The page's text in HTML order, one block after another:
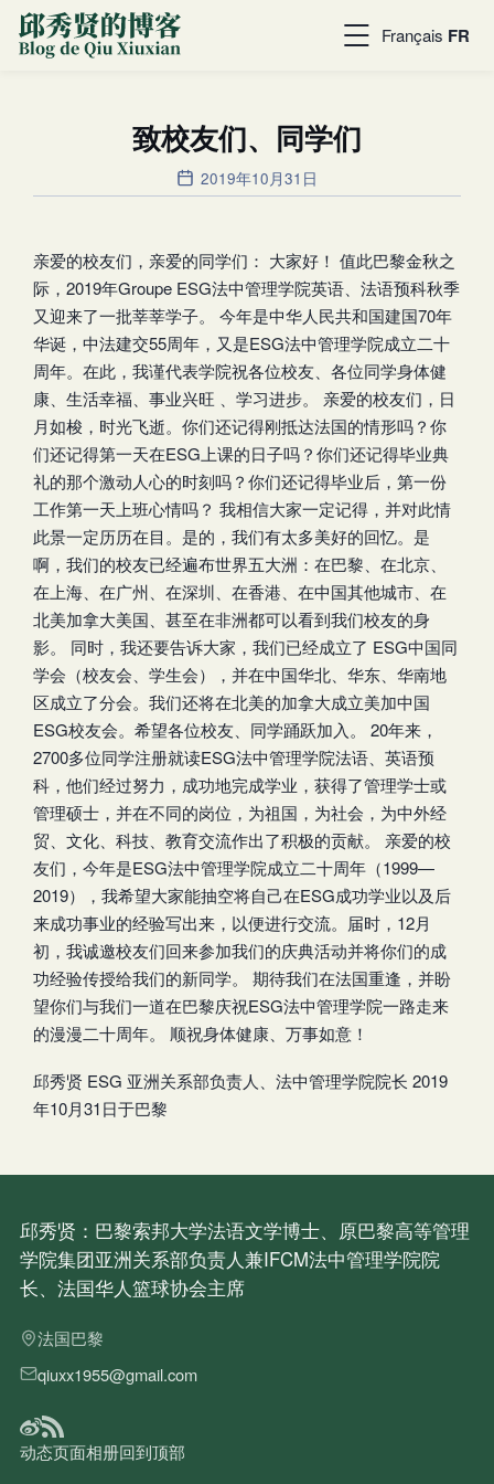
Français FR
致校友们、同学们
2019年10月31日
亲爱的校友们，亲爱的同学们： 大家好！ 值此巴黎金秋之
际，2019年Groupe ESG法中管理学院英语、法语预科秋季
又迎来了一批莘莘学子。 今年是中华人民共和国建国70年
华诞，中法建交55周年，又是ESG法中管理学院成立二十
周年。在此，我谨代表学院祝各位校友、各位同学身体健
康、生活幸福、事业兴旺 、学习进步。 亲爱的校友们，日
月如梭，时光飞逝。你们还记得刚抵达法国的情形吗？你
们还记得第一天在ESG上课的日子吗？你们还记得毕业典
礼的那个激动人心的时刻吗？你们还记得毕业后，第一份
工作第一天上班心情吗？ 我相信大家一定记得，并对此情
此景一定历历在目。是的，我们有太多美好的回忆。是
啊，我们的校友已经遍布世界五大洲：在巴黎、在北京、
在上海、在广州、在深圳、在香港、在中国其他城市、在
北美加拿大美国、甚至在非洲都可以看到我们校友的身
影。 同时，我还要告诉大家，我们已经成立了 ESG中国同
学会（校友会、学生会），并在中国华北、华东、华南地
区成立了分会。我们还将在北美的加拿大成立美加中国
ESG校友会。希望各位校友、同学踊跃加入。 20年来，
2700多位同学注册就读ESG法中管理学院法语、英语预
科，他们经过努力，成功地完成学业，获得了管理学士或
管理硕士，并在不同的岗位，为祖国，为社会，为中外经
贸、文化、科技、教育交流作出了积极的贡献。 亲爱的校
友们，今年是ESG法中管理学院成立二十周年（1999—
2019），我希望大家能抽空将自己在ESG成功学业以及后
来成功事业的经验写出来，以便进行交流。届时，12月
初，我诚邀校友们回来参加我们的庆典活动并将你们的成
功经验传授给我们的新同学。 期待我们在法国重逢，并盼
望你们与我们一道在巴黎庆祝ESG法中管理学院一路走来
的漫漫二十周年。 顺祝身体健康、万事如意！
邱秀贤 ESG 亚洲关系部负责人、法中管理学院院长 2019
年10月31日于巴黎
邱秀贤：巴黎索邦大学法语文学博士、原巴黎高等管理
学院集团亚洲关系部负责人兼IFCM法中管理学院院
长、法国华人篮球协会主席
法国巴黎
qiuxx1955@gmail.com
动态页面相册回到顶部